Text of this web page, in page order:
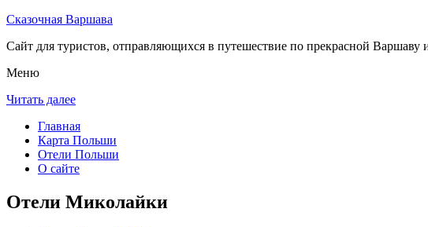
Сказочная Варшава
Сайт для туристов, отправляющихся в путешествие по прекрасной Варшаву
Меню
Читать далее
Главная
Карта Польши
Отели Польши
О сайте
Отели Миколайки